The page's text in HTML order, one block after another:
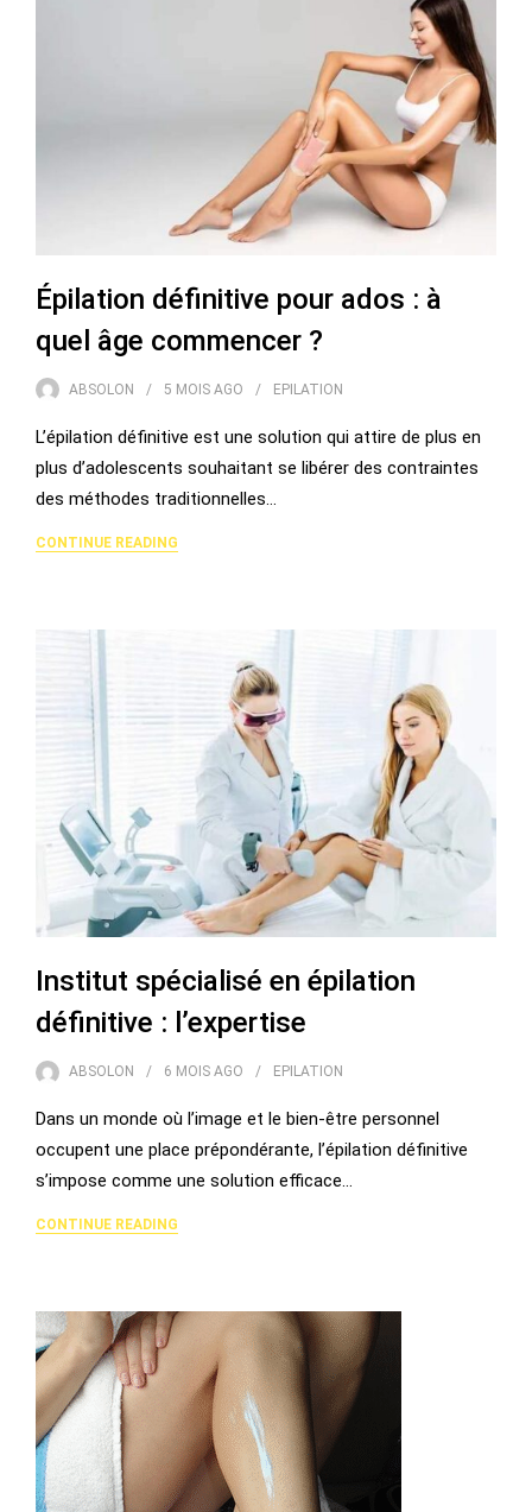
Épilation définitive pour ados : à
quel âge commencer ?
ABSOLON 5 MOIS AGO EPILATION
L’épilation définitive est une solution qui attire de plus en
plus d’adolescents souhaitant se libérer des contraintes
des méthodes traditionnelles…
CONTINUE READING
Institut spécialisé en épilation
définitive : l’expertise
ABSOLON 6 MOIS AGO EPILATION
Dans un monde où l’image et le bien-être personnel
occupent une place prépondérante, l’épilation définitive
s’impose comme une solution efficace…
CONTINUE READING